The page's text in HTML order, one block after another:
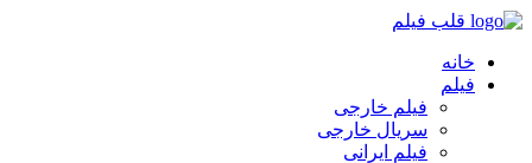
قلب فیلم
خانه
فیلم
فیلم خارجی
سریال خارجی
فیلم ایرانی